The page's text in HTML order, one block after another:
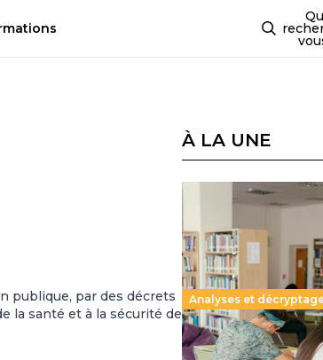
publique, par des décrets
la santé et à la sécurité de
À LA UNE
Analyses et
Supérieur privé :